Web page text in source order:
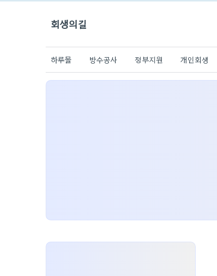
회생의길
하루몰 방수공사 정부지원 개인회생